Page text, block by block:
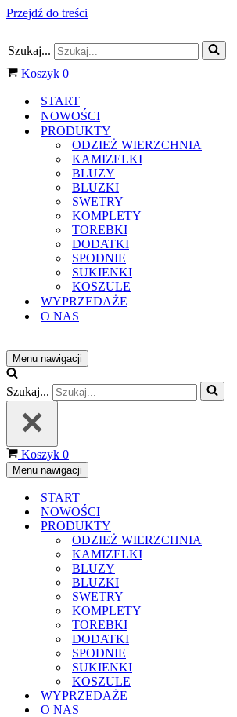
Przejdź do treści
Szukaj...
Koszyk 0
START
NOWOŚCI
PRODUKTY
ODZIEŻ WIERZCHNIA
KAMIZELKI
BLUZY
BLUZKI
SWETRY
KOMPLETY
TOREBKI
DODATKI
SPODNIE
SUKIENKI
KOSZULE
WYPRZEDAŻE
O NAS
Menu nawigacji
Szukaj...
Koszyk 0
Menu nawigacji
START
NOWOŚCI
PRODUKTY
ODZIEŻ WIERZCHNIA
KAMIZELKI
BLUZY
BLUZKI
SWETRY
KOMPLETY
TOREBKI
DODATKI
SPODNIE
SUKIENKI
KOSZULE
WYPRZEDAŻE
O NAS